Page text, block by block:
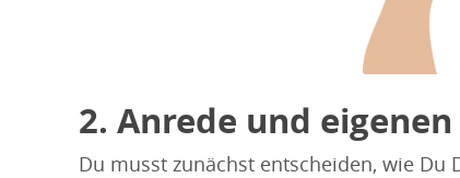
2. Anrede und
Du musst zunächst entscheiden, wie Du